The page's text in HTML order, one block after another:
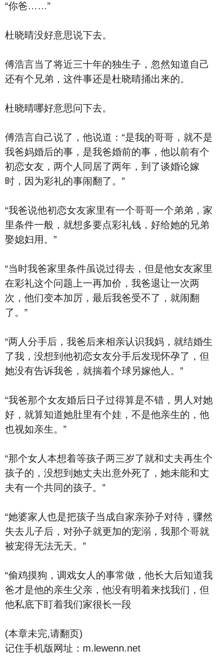
“你爸……”
杜晓晴没好意思说下去。
傅浩言当了将近三十年的独生子，忽然知道自己
还有个兄弟，这件事还是杜晓晴捅出来的。
杜晓晴哪好意思问下去。
傅浩言自己说了，他说道：“是我的哥哥，就不是
我爸妈婚后的事，是我爸婚前的事，他以前有个
初恋女友，两个人同居了两年，到了谈婚论嫁
时，因为彩礼的事闹翻了。”
“我爸说他初恋女友家里有一个哥哥一个弟弟，家
里条件一般，就想多要点彩礼钱，好给她的兄弟
娶媳妇用。”
“当时我爸家里条件虽说过得去，但是他女友家里
在彩礼这个问题上一再加价，我爸退让一次两
次，他们变本加厉，最后我爸受不了，就闹翻
了。”
“两人分手后，我爸后来相亲认识我妈，就结婚生
了我，没想到他初恋女友分手后发现怀孕了，但
她没有告诉我爸，就揣着个球另嫁他人。”
“我爸那个女友婚后日子过得算是不错，男人对她
好，就算知道她肚里有个娃，不是他亲生的，他
也视如亲生。”
“那个女人本想着等孩子两三岁了就和丈夫再生个
孩子的，没想到她丈夫出意外死了，她未能和丈
夫有一个共同的孩子。”
“她婆家人也是把孩子当成自家亲孙子对待，骤然
失去儿子后，对孙子就更加的宠溺，我那个哥就
被宠得无法无天。”
“偷鸡摸狗，调戏女人的事常做，他长大后知道我
爸才是他的亲生父亲，他没有明着来找我们，但
他私底下盯着我们家很长一段
(本章未完,请翻页)
记住手机版网址：m.lewenn.net